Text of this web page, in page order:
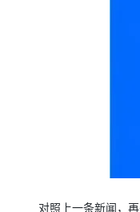
对照上一条新闻，